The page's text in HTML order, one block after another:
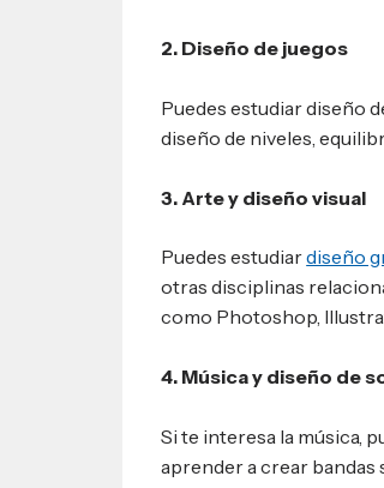
2. Diseño de juegos
Puedes estudiar diseño
diseño de niveles,
3. Arte y diseño visual
Puedes estudiardiseño
otras disciplinas
como Photoshop,
4. Música y diseño de
Si te interesa la música,
aprender a crear bandas